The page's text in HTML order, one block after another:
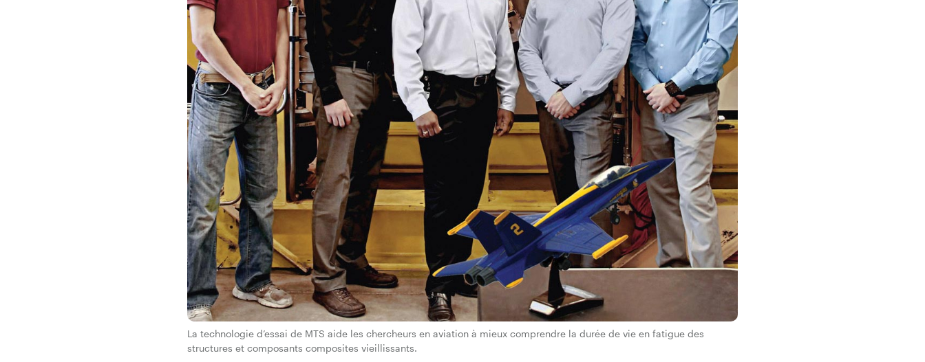
La technologie d’essai de MTS aide les chercheurs en aviation à mieux comprendre la durée de vie en fatigue des
structures et composants composites vieillissants.